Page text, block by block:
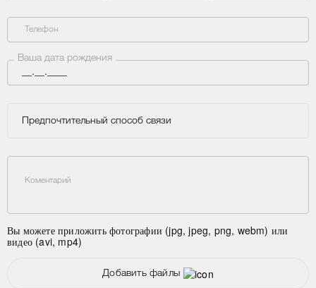
Телефон
Ваша дата рождения
Предпочтительный способ связи
Коментарий
Вы можете приложить фотографии (jpg, jpeg, png, webm) или
видео (avi, mp4)
Добавить файлы